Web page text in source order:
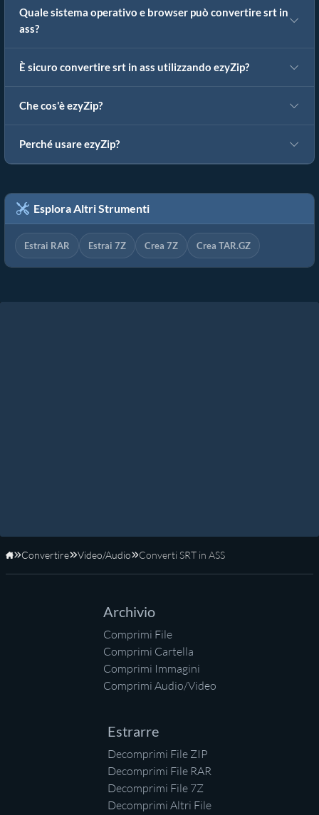
Quale sistema operativo e browser può convertire srt in
ass?
È sicuro convertire srt in ass utilizzando ezyZip?
Che cos'è ezyZip?
Perché usare ezyZip?
Esplora Altri Strumenti
Estrai RAR Estrai 7Z Crea 7Z Crea TAR.GZ
Home
Convertire Video/Audio Converti SRT in ASS
Archivio
Comprimi File
Comprimi Cartella
Comprimi Immagini
Comprimi Audio/Video
Estrarre
Decomprimi File ZIP
Decomprimi File RAR
Decomprimi File 7Z
Decomprimi Altri File